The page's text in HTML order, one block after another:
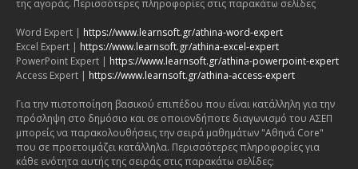
της αγοράς. Περισσότερες πληροφορίες στις παρακάτω σελίδες
Word Expert | https://www.learnsoft.gr/athina-word-expert
Excel Expert | https://www.learnsoft.gr/athina-excel-expert
PowerPoint Expert | https://www.learnsoft.gr/athina-powerpoint-expert
Access Expert | https://www.learnsoft.gr/athina-access-expert
Για την πιστοποίηση βασικού επιπέδου που είναι κατάλληλη για την
πρόσληψη στο δημόσιο και σε οποιονδήποτε διαγωνισμό του ΑΣΕΠ
μπορείς να παρακολουθήσεις την σειρά μαθημάτων "Αθηνά Core"
που σε προετοιμάζει κατάλληλα. Περισσότερες πληροφορίες για
κάθε ενότητα αυτής της σειράς στις παρακάτω σελίδες: